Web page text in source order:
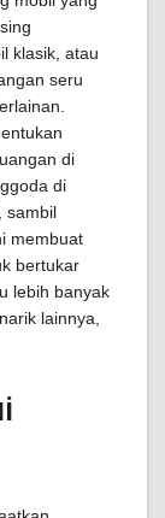
klasik, atau
seru
di
di
sambil
membuat
bertukar
lebih banyak
lainnya,